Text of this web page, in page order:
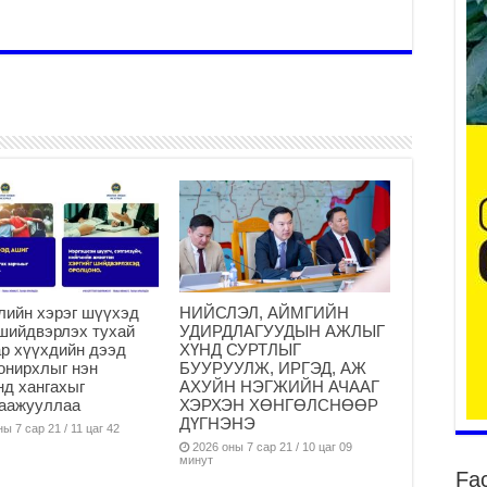
хэрэг шүүхэд
тухай
хүүхдийн дээд
нэн
хангахыг
7 сар 21 / 11 цаг 42
НИЙСЛЭЛ, АЙМГИЙН
УДИРДЛАГУУДЫН АЖЛЫГ
ХҮНД СУРТЛЫГ
БУУРУУЛЖ, ИРГЭД, АЖ
АХУЙН НЭГЖИЙН АЧААГ
ХЭРХЭН ХӨНГӨЛСНӨӨР
ДҮГНЭНЭ
2026 оны 7 сар 21 / 10 цаг 09
минут